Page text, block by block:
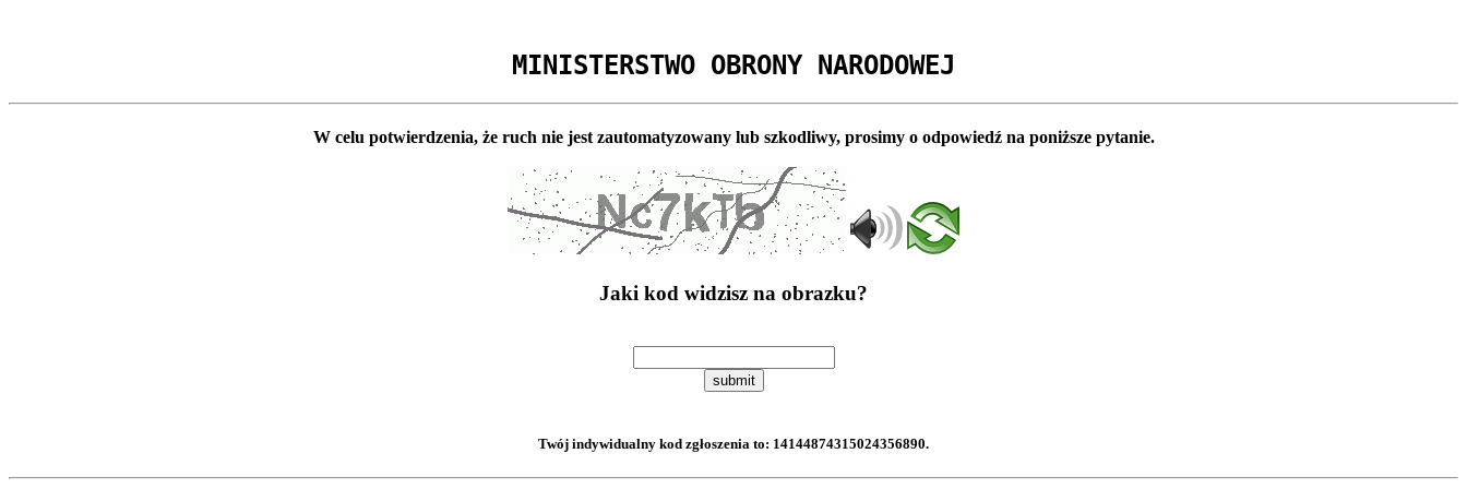
MINISTERSTWO OBRONY NARODOWEJ
W celu potwierdzenia, że ruch nie jest zautomatyzowany lub szkodliwy, prosimy o odpowiedź na poniższe pytanie.
Jaki kod widzisz na obrazku?
submit
Twój indywidualny kod zgłoszenia to: 14144874315024356890.